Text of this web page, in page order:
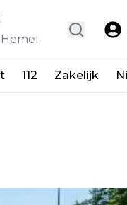
112 Zakelijk